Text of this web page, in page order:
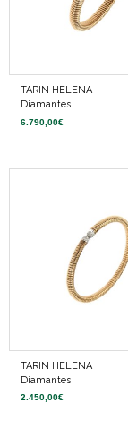
TARIN HELENA
Diamantes
6.790,00€
TARIN HELENA
Diamantes
2.450,00€